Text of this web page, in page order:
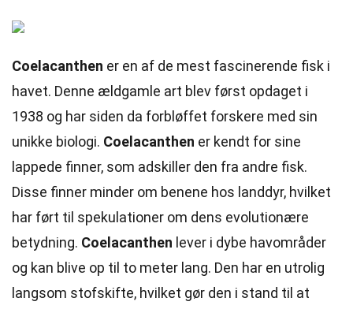
Coelacanthen er en af de mest fascinerende fisk i
havet. Denne ældgamle art blev først opdaget i
1938 og har siden da forbløffet forskere med sin
unikke biologi. Coelacanthen er kendt for sine
lappede finner, som adskiller den fra andre fisk.
Disse finner minder om benene hos landdyr, hvilket
har ført til spekulationer om dens evolutionære
betydning. Coelacanthen lever i dybe havområder
og kan blive op til to meter lang. Den har en utrolig
langsom stofskifte, hvilket gør den i stand til at